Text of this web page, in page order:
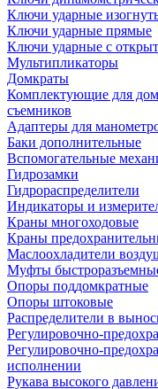
Ключи ударные
Ключи ударные прямые
Ключи ударные с
Мультипликаторы
Домкраты
Комплектующие для
съемников
Адаптеры для
Баки дополнительные
Вспомогательные
Гидрозамки
Гидрораспределители
Индикаторы и
Краны многоходовые
Краны
Маслоохладители
Муфты
Опоры поддомкратные
Опоры штоковые
Распределители в
Регулировочно-
Регулировочно-
исполнении
Рукава высокого